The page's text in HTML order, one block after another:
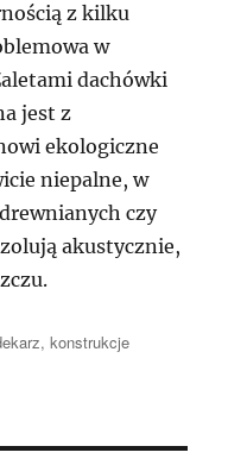
z kilku
w
dachówki
jest z
ekologiczne
niepalne, w
czy
akustycznie,
,konstrukcje